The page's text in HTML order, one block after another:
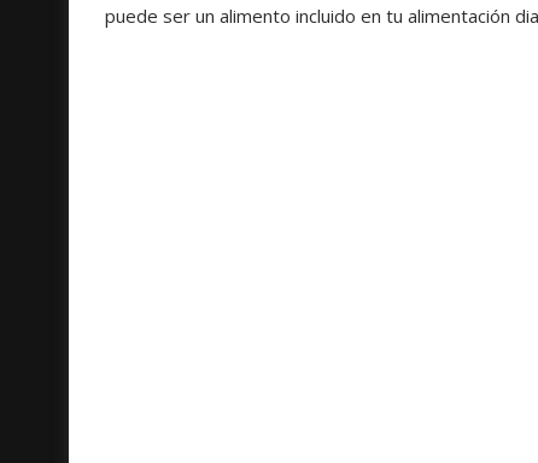
puede ser un alimento incluido en tu alimentación